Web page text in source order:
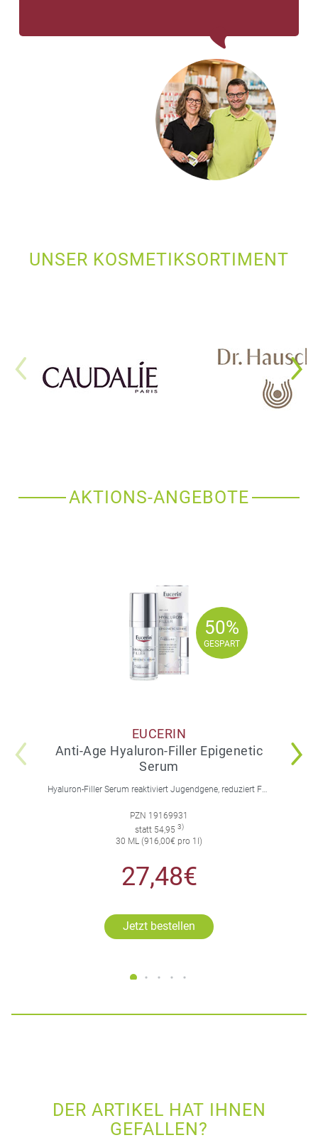
UNSER KOSMETIKSORTIMENT
AKTIONS-ANGEBOTE
50%
GESPART
50%
GESPART
EUCERIN
Anti-Age Hyaluron-Filler Epigenetic
Serum
PZN 19169931
statt 54,95 3)
30 ML (916,00€ pro 1l)
27,48€
Jetzt bestellen
DER ARTIKEL HAT IHNEN
GEFALLEN?